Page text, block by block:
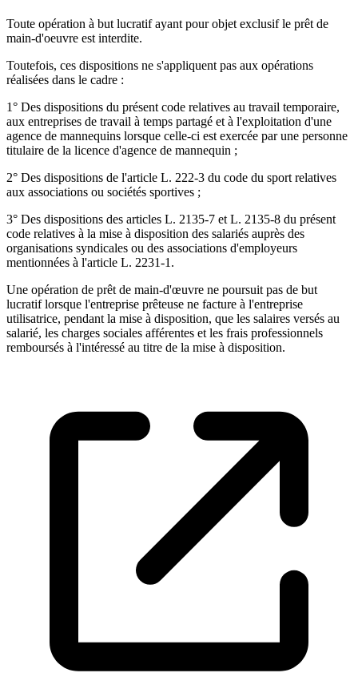
Toute opération à but lucratif ayant pour objet exclusif le prêt de
main-d'oeuvre est interdite.
Toutefois, ces dispositions ne s'appliquent pas aux opérations
réalisées dans le cadre :
1° Des dispositions du présent code relatives au travail temporaire,
aux entreprises de travail à temps partagé et à l'exploitation d'une
agence de mannequins lorsque celle-ci est exercée par une personne
titulaire de la licence d'agence de mannequin ;
2° Des dispositions de l'article L. 222-3 du code du sport relatives
aux associations ou sociétés sportives ;
3° Des dispositions des articles L. 2135-7 et L. 2135-8 du présent
code relatives à la mise à disposition des salariés auprès des
organisations syndicales ou des associations d'employeurs
mentionnées à l'article L. 2231-1.
Une opération de prêt de main-d'œuvre ne poursuit pas de but
lucratif lorsque l'entreprise prêteuse ne facture à l'entreprise
utilisatrice, pendant la mise à disposition, que les salaires versés au
salarié, les charges sociales afférentes et les frais professionnels
remboursés à l'intéressé au titre de la mise à disposition.